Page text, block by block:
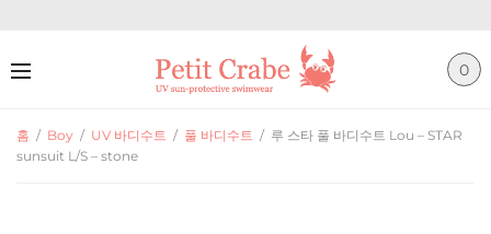
0
홈 / Boy / UV 바디수트 / 풀 바디수트 / 루 스타 풀 바디수트 Lou – STAR
sunsuit L/S – stone